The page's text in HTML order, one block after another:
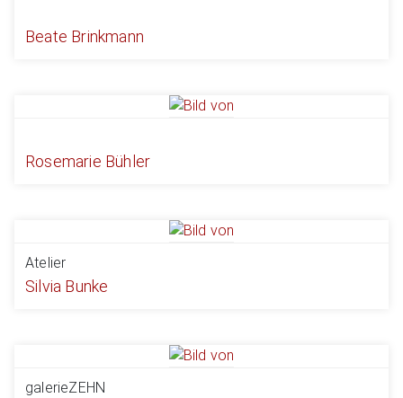
Beate Brinkmann
Rosemarie Bühler
Atelier
Silvia Bunke
galerieZEHN